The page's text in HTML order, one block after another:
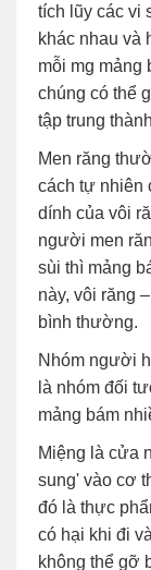
tích lũy các vi
khác nhau và
mỗi mg mảng
chúng có thể
tập trung
Men răng
cách tự nhiên
dính của vôi
người men
sùi thì mảng
này, vôi răng
bình thường.
Nhóm người
là nhóm đối
mảng bám
Miệng là cửa
sung' vào cơ
đó là thực
có hại khi đi
không thể gỡ